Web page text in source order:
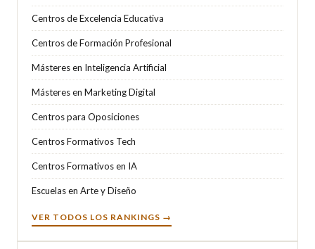
Centros de Excelencia Educativa
Centros de Formación Profesional
Másteres en Inteligencia Artificial
Másteres en Marketing Digital
Centros para Oposiciones
Centros Formativos Tech
Centros Formativos en IA
Escuelas en Arte y Diseño
VER TODOS LOS RANKINGS →